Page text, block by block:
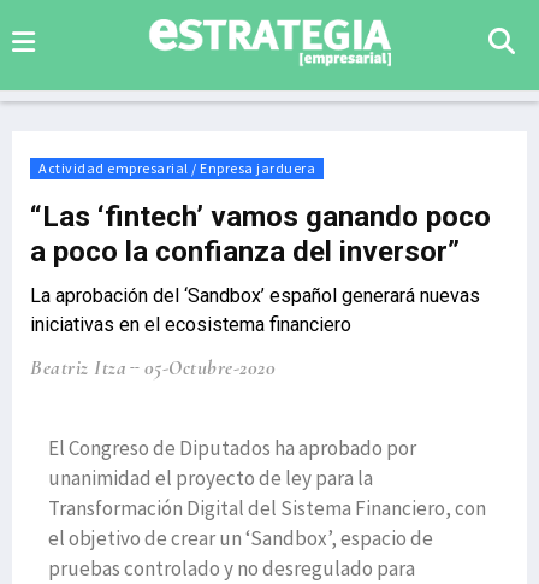
Actividad empresarial / Enpresa jarduera
“Las ‘fintech’ vamos ganando poco
a poco la confianza del inversor”
La aprobación del ‘Sandbox’ español generará nuevas
iniciativas en el ecosistema financiero
Beatriz Itza 05-Octubre-2020
El Congreso de Diputados ha aprobado por
unanimidad el proyecto de ley para la
Transformación Digital del Sistema Financiero, con
el objetivo de crear un ‘Sandbox’, espacio de
pruebas controlado y no desregulado para